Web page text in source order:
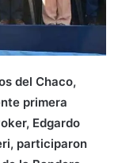
del Chaco,
primera
Edgardo
participaron